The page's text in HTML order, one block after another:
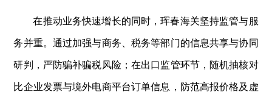
在推动业务快速增长的同时，珲春海关坚持监管与服
务并重。通过加强与商务、税务等部门的信息共享与协同
研判，严防骗补骗税风险；在出口监管环节，随机抽核对
比企业发票与境外电商平台订单信息，防范高报价格及虚